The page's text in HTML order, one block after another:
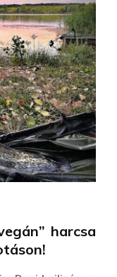
harcsa